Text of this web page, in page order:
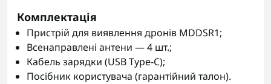
Комплектація
Пристрій для виявлення дронів MDDSR1;
Всенаправлені антени — 4 шт.;
Кабель зарядки (USB Type-C);
Посібник користувача (гарантійний талон).